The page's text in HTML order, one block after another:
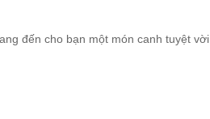
đến cho bạn một món canh tuyệt vời